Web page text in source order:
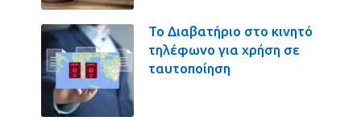
Το Διαβατήριο στο κινητό
τηλέφωνο για χρήση σε
ταυτοποίηση